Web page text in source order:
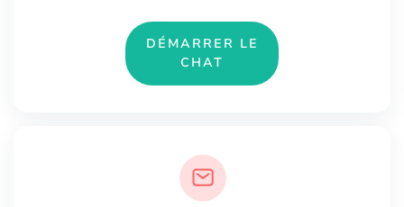
DÉMARRER LE
CHAT